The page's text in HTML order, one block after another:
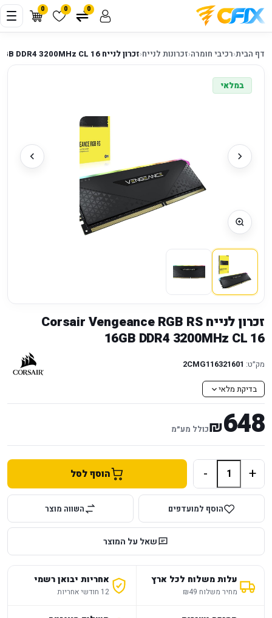
0 0 0
דף הבית‹רכיבי חומרה‹זכרונות לנייח‹זכרון לנייח Corsair Vengeance RGB RS 16GB DDR4 3200MHz CL 16
במלאי
זכרון לנייח Corsair Vengeance RGB RS
16GB DDR4 3200MHz CL 16
מק״ט: 2CMG116321601
בדיקת מלאי
648
₪כולל מע״מ
+
- הוסף לסל
הוסף למועדפים השווה מוצר
שאל על המוצר
עלות משלוח לכל ארץ
מחיר משלוח ₪49
אחריות יבואן רשמי
12 חודשי אחריות